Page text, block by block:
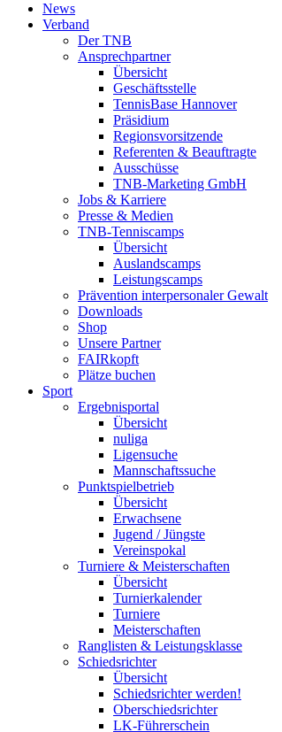
News
Verband
Der TNB
Ansprechpartner
Übersicht
Geschäftsstelle
TennisBase Hannover
Präsidium
Regionsvorsitzende
Referenten & Beauftragte
Ausschüsse
TNB-Marketing GmbH
Jobs & Karriere
Presse & Medien
TNB-Tenniscamps
Übersicht
Auslandscamps
Leistungscamps
Prävention interpersonaler Gewalt
Downloads
Shop
Unsere Partner
FAIRkopft
Plätze buchen
Sport
Ergebnisportal
Übersicht
nuliga
Ligensuche
Mannschaftssuche
Punktspielbetrieb
Übersicht
Erwachsene
Jugend / Jüngste
Vereinspokal
Turniere & Meisterschaften
Übersicht
Turnierkalender
Turniere
Meisterschaften
Ranglisten & Leistungsklasse
Schiedsrichter
Übersicht
Schiedsrichter werden!
Oberschiedsrichter
LK-Führerschein